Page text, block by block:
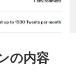
の内容